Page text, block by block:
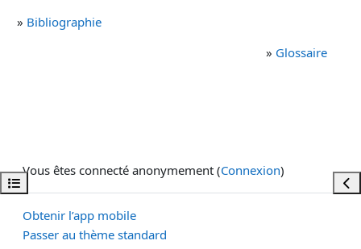
Ouvrir l’index du cours
» Bibliographie
» Glossaire
Vous êtes connecté anonymement (Connexion)
Obtenir l’app mobile
Passer au thème standard